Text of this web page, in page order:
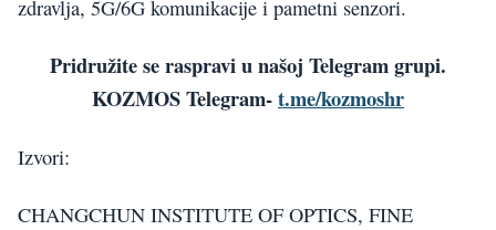
zdravlja, 5G/6G komunikacije i pametni senzori.
Pridružite se raspravi u našoj Telegram grupi.
KOZMOS Telegram-t.me/kozmoshr
Izvori:
CHANGCHUN INSTITUTE OF OPTICS, FINE